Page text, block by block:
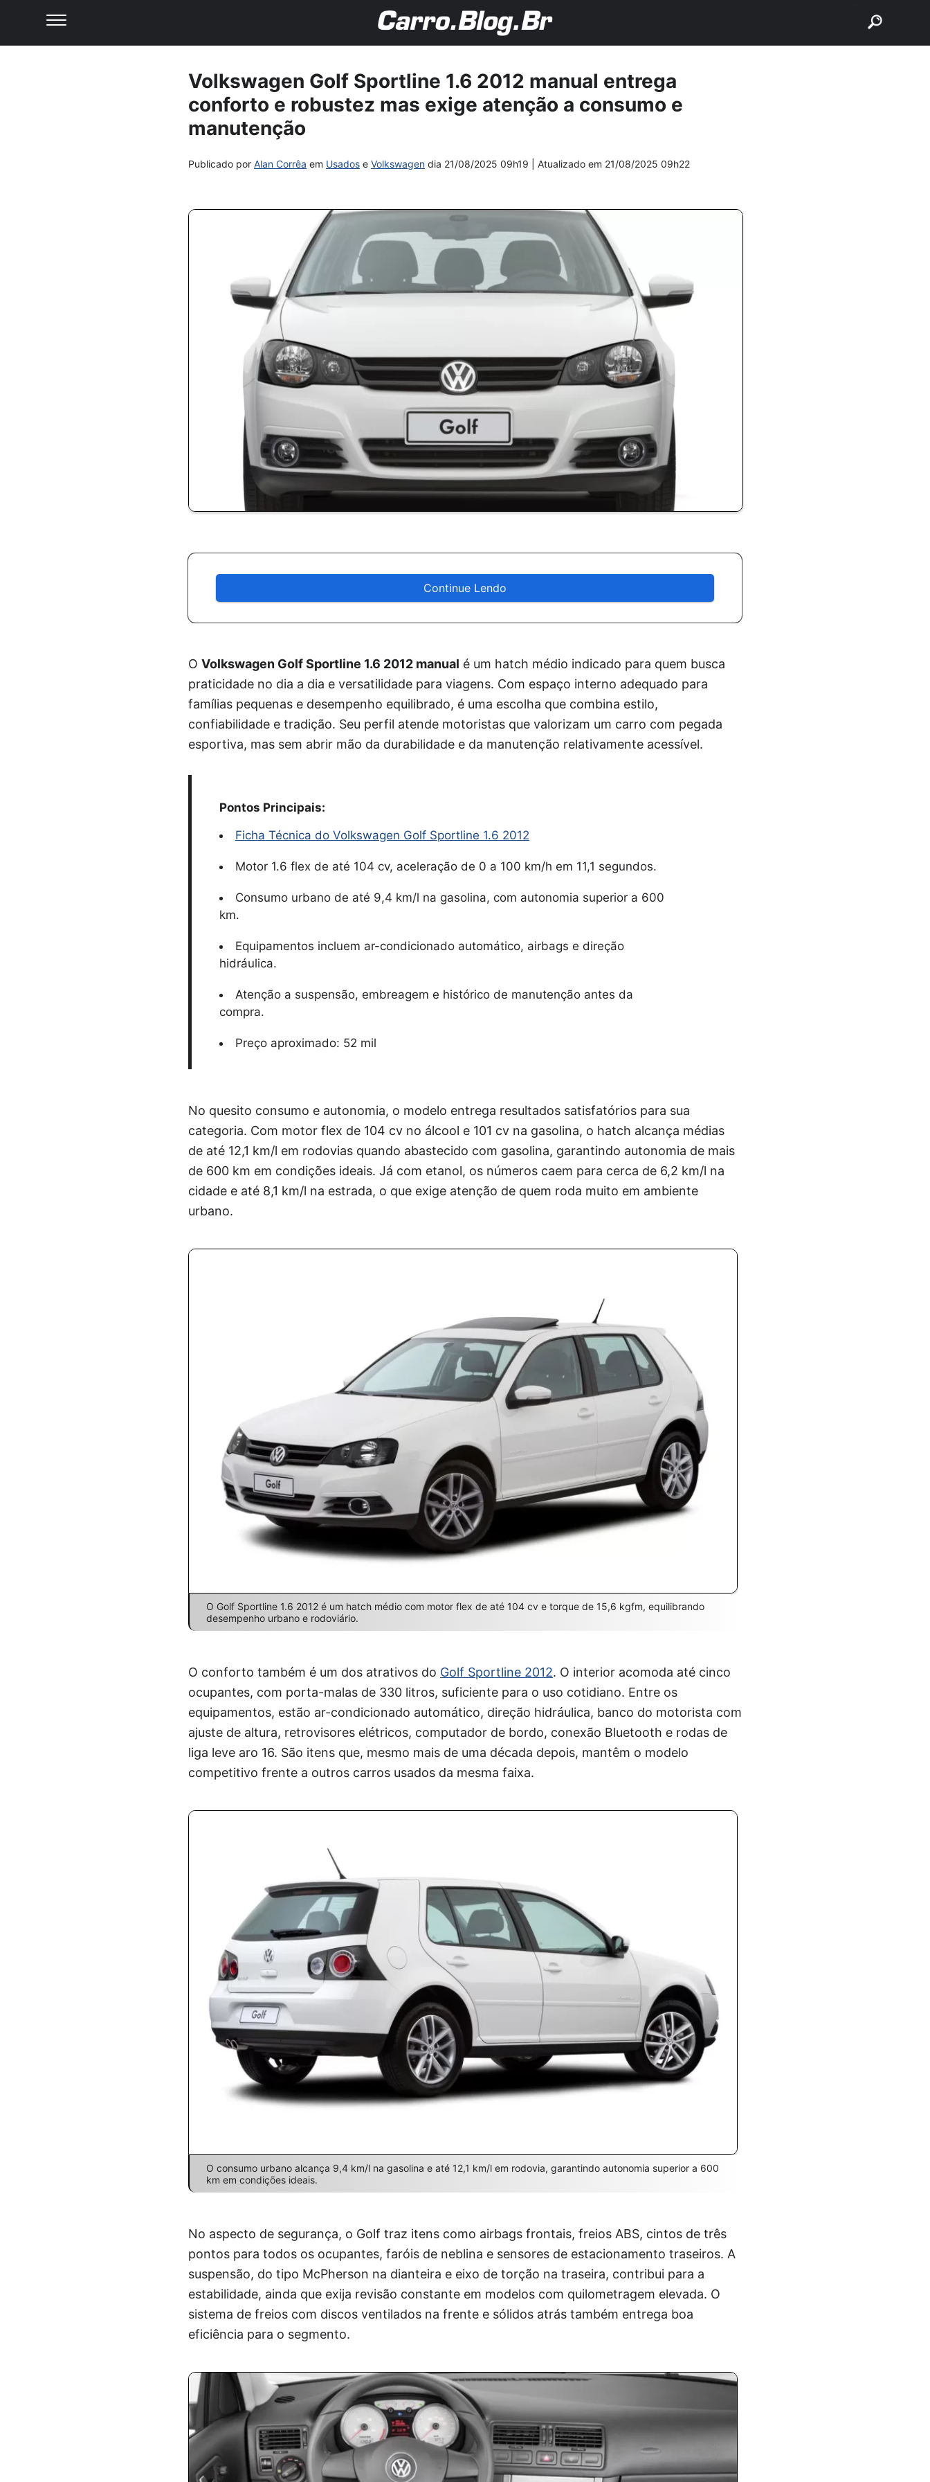
Volkswagen Golf Sportline 1.6 2012 manual entrega
conforto e robustez mas exige atenção a consumo e
manutenção
Publicado por Alan Corrêa em Usados e Volkswagen dia 21/08/2025 09h19 | Atualizado em 21/08/2025 09h22
Continue Lendo
O Volkswagen Golf Sportline 1.6 2012 manual é um hatch médio indicado para quem busca
praticidade no dia a dia e versatilidade para viagens. Com espaço interno adequado para
famílias pequenas e desempenho equilibrado, é uma escolha que combina estilo,
confiabilidade e tradição. Seu perfil atende motoristas que valorizam um carro com pegada
esportiva, mas sem abrir mão da durabilidade e da manutenção relativamente acessível.
Pontos Principais:
Ficha Técnica do Volkswagen Golf Sportline 1.6 2012
Motor 1.6 flex de até 104 cv, aceleração de 0 a 100 km/h em 11,1 segundos.
Consumo urbano de até 9,4 km/l na gasolina, com autonomia superior a 600
km.
Equipamentos incluem ar-condicionado automático, airbags e direção
hidráulica.
Atenção a suspensão, embreagem e histórico de manutenção antes da
compra.
Preço aproximado: 52 mil
No quesito consumo e autonomia, o modelo entrega resultados satisfatórios para sua
categoria. Com motor flex de 104 cv no álcool e 101 cv na gasolina, o hatch alcança médias
de até 12,1 km/l em rodovias quando abastecido com gasolina, garantindo autonomia de mais
de 600 km em condições ideais. Já com etanol, os números caem para cerca de 6,2 km/l na
cidade e até 8,1 km/l na estrada, o que exige atenção de quem roda muito em ambiente
urbano.
O Golf Sportline 1.6 2012 é um hatch médio com motor flex de até 104 cv e torque de 15,6 kgfm, equilibrando
desempenho urbano e rodoviário.
O conforto também é um dos atrativos do Golf Sportline 2012. O interior acomoda até cinco
ocupantes, com porta-malas de 330 litros, suficiente para o uso cotidiano. Entre os
equipamentos, estão ar-condicionado automático, direção hidráulica, banco do motorista com
ajuste de altura, retrovisores elétricos, computador de bordo, conexão Bluetooth e rodas de
liga leve aro 16. São itens que, mesmo mais de uma década depois, mantêm o modelo
competitivo frente a outros carros usados da mesma faixa.
O consumo urbano alcança 9,4 km/l na gasolina e até 12,1 km/l em rodovia, garantindo autonomia superior a 600
km em condições ideais.
No aspecto de segurança, o Golf traz itens como airbags frontais, freios ABS, cintos de três
pontos para todos os ocupantes, faróis de neblina e sensores de estacionamento traseiros. A
suspensão, do tipo McPherson na dianteira e eixo de torção na traseira, contribui para a
estabilidade, ainda que exija revisão constante em modelos com quilometragem elevada. O
sistema de freios com discos ventilados na frente e sólidos atrás também entrega boa
eficiência para o segmento.